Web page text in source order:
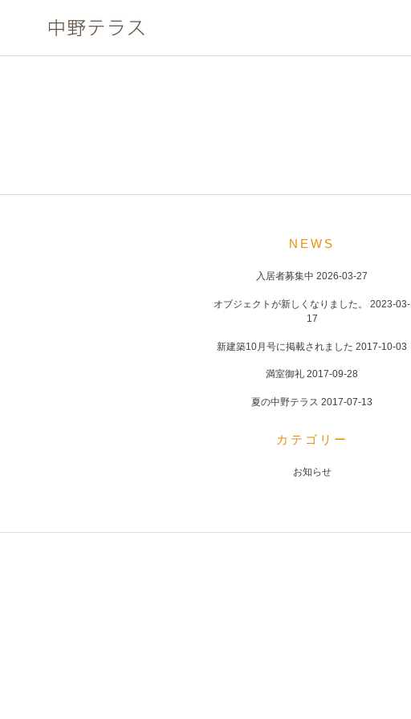
NEWS
入居者募集中 2026-03-27
オブジェクトが新しくなりました。
2023-03-
17
新建築10月号に掲載されました 2017-10-03
満室御礼 2017-09-28
夏の中野テラス 2017-07-13
カテゴリー
お知らせ